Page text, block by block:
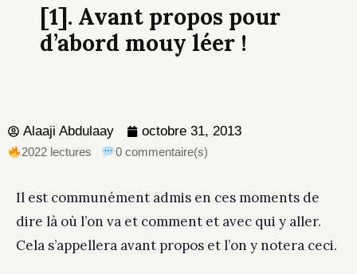
[1]. Avant propos pour
d’abord mouy léer !
Alaaji Abdulaay octobre 31, 2013
2022 lectures 0 commentaire(s)
Il est communément admis en ces moments de
dire là où l’on va et comment et avec qui y aller.
Cela s’appellera avant propos et l’on y notera ceci.